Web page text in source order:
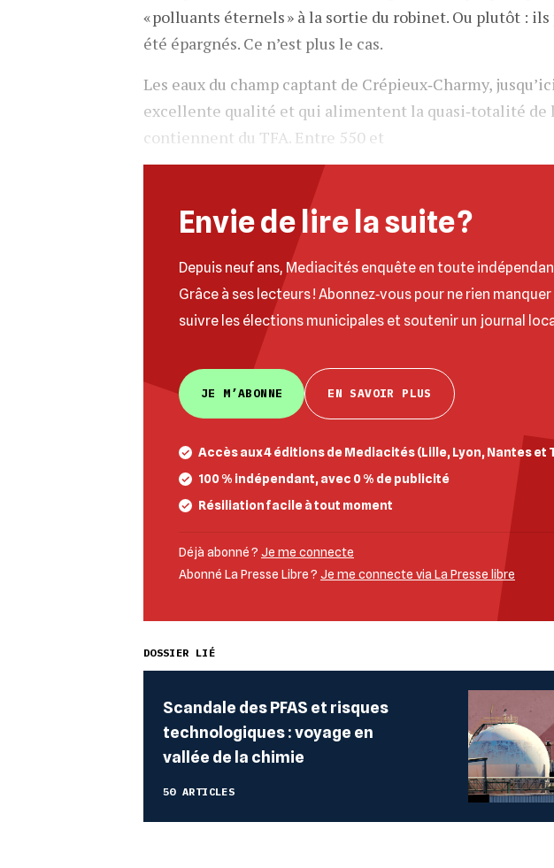
« polluants éternels » à la sortie du robinet. Ou plutôt :
été épargnés. Ce n’est plus le cas.
Les eaux du champ captant de Crépieux‐Charmy,
excellente qualité et qui alimentent la quasi‐totalité de
contiennent du TFA. Entre 550 et
Envie de lire la suite ?
Depuis neuf ans, Mediacités enquête en toute
Grâce à ses lecteurs ! Abonnez‐vous pour ne rien
suivre les élections municipales et soutenir un journal
JE M’ABONNE EN SAVOIR PLUS
Accès aux 4 éditions de Mediacités (Lille, Lyon, Nantes et
100 % indépendant, avec 0 % de publicité
Résiliation facile à tout moment
Déjà abonné ? Je me connecte
Abonné La Presse Libre ? Je me connecte via La Presse libre
DOSSIER LIÉ
Scandale des PFAS et risques
technologiques : voyage en
vallée de la chimie
50 ARTICLES